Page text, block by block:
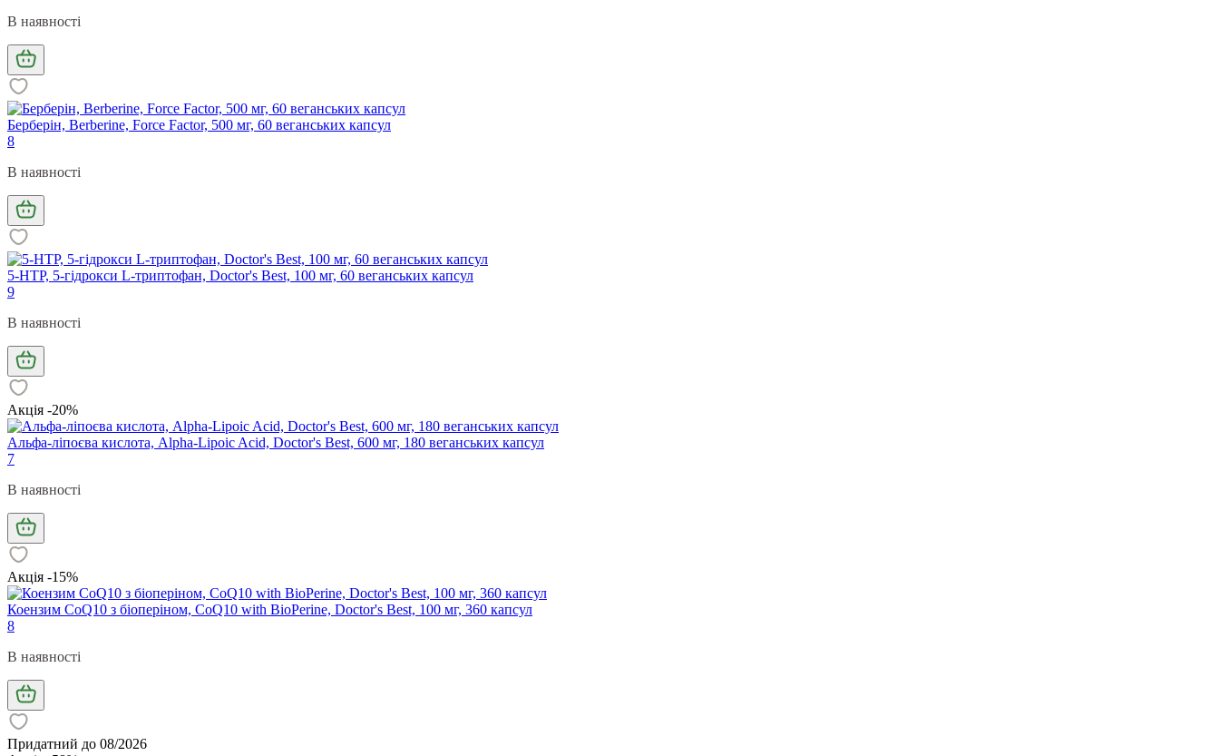
В наявності
Берберін, Berberine, Force Factor, 500 мг, 60 веганських капсул
8
В наявності
5-HTP, 5-гідрокси L-триптофан, Doctor's Best, 100 мг, 60 веганських капсул
9
В наявності
Акція -20%
Альфа-ліпоєва кислота, Alpha-Lipoic Acid, Doctor's Best, 600 мг, 180 веганських капсул
7
В наявності
Акція -15%
Коензим CoQ10 з біоперіном, CoQ10 with BioPerine, Doctor's Best, 100 мг, 360 капсул
8
В наявності
Придатний до 08/2026